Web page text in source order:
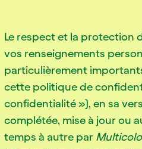
Le respect et la protection
vos renseignements
particulièrement
cette politique de
confidentialité »), en sa
complétée, mise à jour ou
temps à autre par